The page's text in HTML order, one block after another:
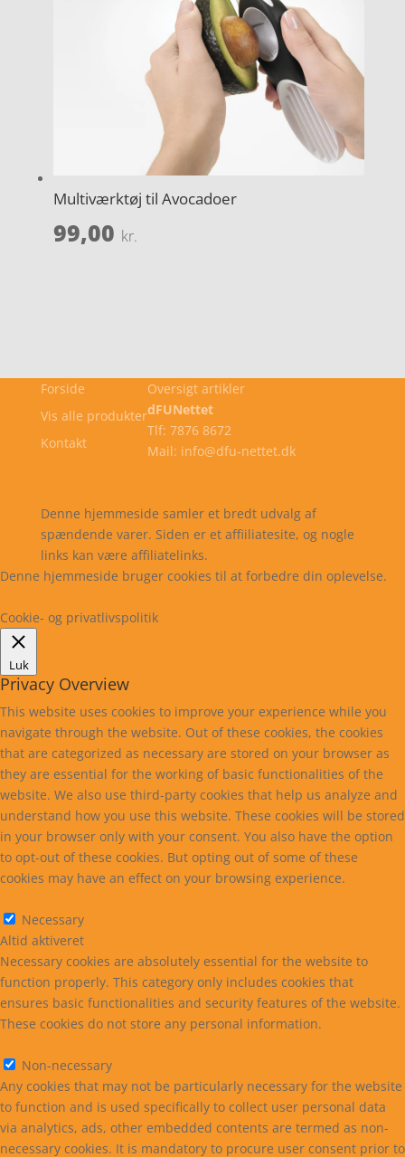
Multiværktøj til Avocadoer
99,00 kr.
Forside
Vis alle produkter
Kontakt
Oversigt artikler
dFUNettet
Tlf: 7876 8672
Mail: info@dfu-nettet.dk
Denne hjemmeside samler et bredt udvalg af
spændende varer. Siden er et affiiliatesite, og nogle
links kan være affiliatelinks.
Denne hjemmeside bruger cookies til at forbedre din oplevelse.
Cookie- og privatlivspolitik
Luk
Privacy Overview
This website uses cookies to improve your experience while you
navigate through the website. Out of these cookies, the cookies
that are categorized as necessary are stored on your browser as
they are essential for the working of basic functionalities of the
website. We also use third-party cookies that help us analyze and
understand how you use this website. These cookies will be stored
in your browser only with your consent. You also have the option
to opt-out of these cookies. But opting out of some of these
cookies may have an effect on your browsing experience.
Necessary
Altid aktiveret
Necessary cookies are absolutely essential for the website to
function properly. This category only includes cookies that
ensures basic functionalities and security features of the website.
These cookies do not store any personal information.
Non-necessary
Any cookies that may not be particularly necessary for the website
to function and is used specifically to collect user personal data
via analytics, ads, other embedded contents are termed as non-
necessary cookies. It is mandatory to procure user consent prior to